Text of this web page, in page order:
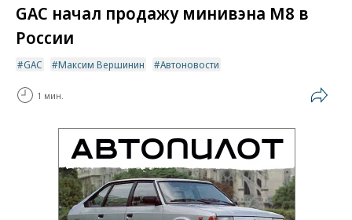
GAC начал продажу минивэна М8 в
России
GAC Максим Вершинин Автоновости
1 мин.